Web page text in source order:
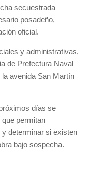
secuestrada
posadeño,
oficial.
y administrativas,
de Prefectura Naval
avenida San Martín
días se
permitan
determinar si existen
bajo sospecha.